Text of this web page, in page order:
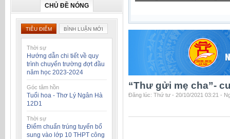
CHỦ ĐỀ NÓNG
TIÊU ĐIỂM BÌNH LUẬN MỚI
Thời sự
Hướng dẫn chi tiết về quy
trình chuyển trường đợt đầu
năm học 2023-2024
Góc tâm hồn
Tuổi hoa - Thơ Lý Ngân Hà
12D1
Thời sự
Điểm chuẩn trúng tuyển bổ
sung vào lớp 10 THPT công
“Thư gửi mẹ cha”-
Đăng lúc: Thứ tư - 20/10/2021 03:21 -